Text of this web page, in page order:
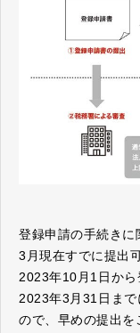
登録申請の手続き
3月現在すでに提出
2023年10月1日か
2023年3月31日ま
ので、早めの提出を